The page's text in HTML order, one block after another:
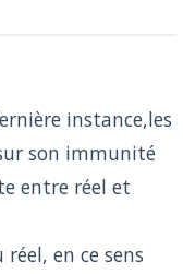
instance,les
son immunité
entre réel et
en ce sens